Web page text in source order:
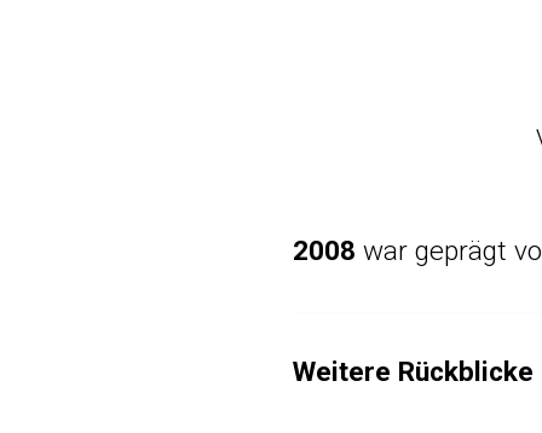
2008 war geprägt
Weitere